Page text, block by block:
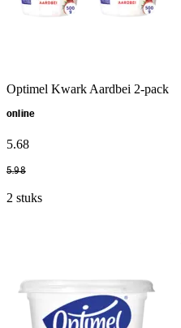
Optimel Kwark Aardbei 2-pack
online
5.68
5.98
2 stuks